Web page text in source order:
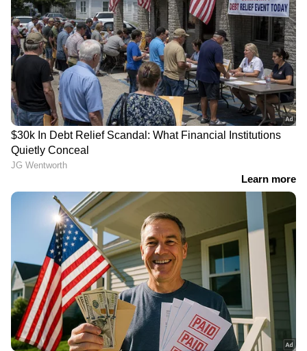
Read Also:ഓപ്പൺ എഐയോട് നേർക്ക്
നേരെ നിന്ന് പൊരുതാൻ മസ്കിന്റെ
സംരംഭമെത്തുന്നു
ഐടെലിന്‍റെ പുതിയ 'ഹീര';
വില 1000 രൂപയിൽ താഴെ
ക്ലോഡിന് സ്വന്തം ചിപ്പ്;
ആന്ത്രോപിക്കിന്റെ പുതിയ
നീക്കം
ആമസോൺ ഫ്രീഡം
ഓഫറുകൾ വരുന്നു
പുതിയ യുഗം; അപ്ഡേറ്റ്
മോഡലുകൾ
LATEST VIDEOS
ചെന്നിത്തലയിൽ വെള്ളക്കെട്ട്; മഴ
മാറി നിൽക്കുന്നത് താത്കാലിക
ആശ്വാസം
ദില്ലിയിൽ റെഡ് അലർട്ട് പ്രഖ്യാപിച്ചു;